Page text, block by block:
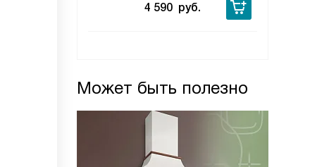
4 590 руб.
Может быть полезно